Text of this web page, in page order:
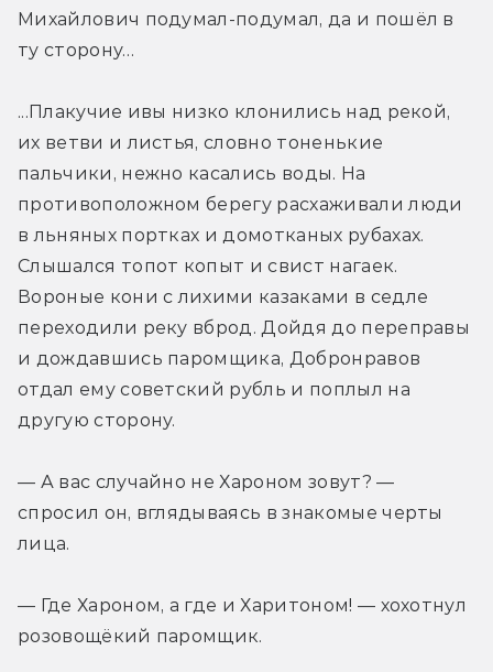
Михайлович подумал-подумал, да и пошёл в
ту сторону…
...Плакучие ивы низко клонились над рекой,
их ветви и листья, словно тоненькие
пальчики, нежно касались воды. На
противоположном берегу расхаживали люди
в льняных портках и домотканых рубахах.
Слышался топот копыт и свист нагаек.
Вороные кони с лихими казаками в седле
переходили реку вброд. Дойдя до переправы
и дождавшись паромщика, Добронравов
отдал ему советский рубль и поплыл на
другую сторону.
— А вас случайно не Хароном зовут? —
спросил он, вглядываясь в знакомые черты
лица.
— Где Хароном, а где и Харитоном! — хохотнул
розовощёкий паромщик.